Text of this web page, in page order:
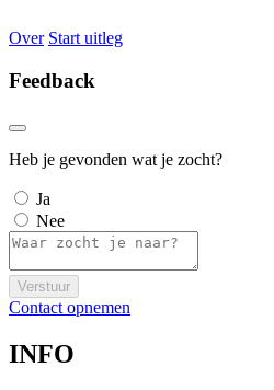
Over Start uitleg
Feedback
Heb je gevonden wat je zocht?
Ja
Nee
Verstuur
Contact opnemen
INFO